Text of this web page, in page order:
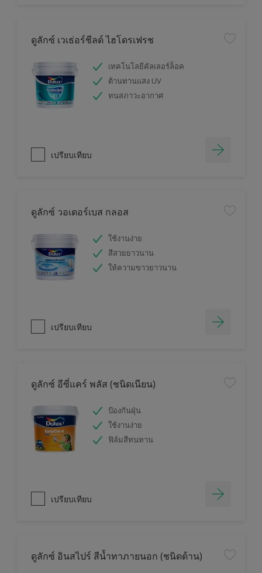
ดูลักซ์ เวเธ่อร์ชีลด์ ไฮโดรเฟรช
เทคโนโลยีคัลเลอร์ล็อค
ต้านทานแสง UV
ทนสภาวะอากาศ
เปรียบเทียบ
ดูลักซ์ วอเตอร์เบส กลอส
ใช้งานง่าย
สีสวยยาวนาน
ให้ความขาวยาวนาน
เปรียบเทียบ
ดูลักซ์ อีซี่แคร์ พลัส (ชนิดเนียน)
ป้องกันฝุ่น
ใช้งานง่าย
ฟิล์มสีทนทาน
เปรียบเทียบ
ดูลักซ์ อินสไปร์ สีน้ำทาภายนอก (ชนิดด้าน)